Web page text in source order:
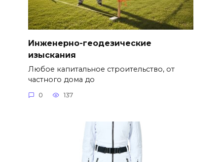
Инженерно-геодезические
изыскания
Любое капитальное строительство, от
частного дома до
0 137